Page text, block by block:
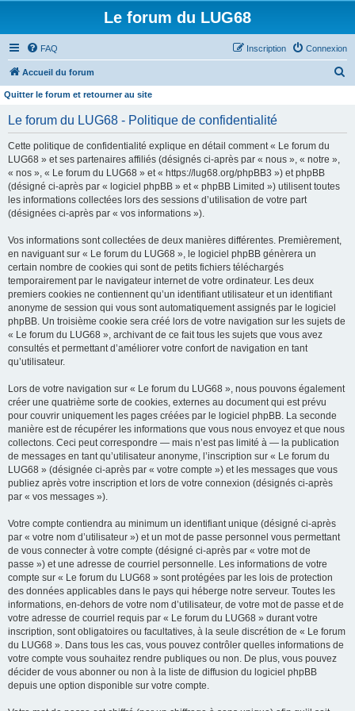
Le forum du LUG68
FAQ Connexion
Inscription
Accueil du forum
Quitter le forum et retourner au site
Le forum du LUG68 - Politique de confidentialité
Cette politique de confidentialité explique en détail comment « Le forum du
LUG68 » et ses partenaires affiliés (désignés ci-après par « nous », « notre »,
« nos », « Le forum du LUG68 » et « https://lug68.org/phpBB3 ») et phpBB
(désigné ci-après par « logiciel phpBB » et « phpBB Limited ») utilisent toutes
les informations collectées lors des sessions d’utilisation de votre part
(désignées ci-après par « vos informations »).
Vos informations sont collectées de deux manières différentes. Premièrement,
en naviguant sur « Le forum du LUG68 », le logiciel phpBB génèrera un
certain nombre de cookies qui sont de petits fichiers téléchargés
temporairement par le navigateur internet de votre ordinateur. Les deux
premiers cookies ne contiennent qu’un identifiant utilisateur et un identifiant
anonyme de session qui vous sont automatiquement assignés par le logiciel
phpBB. Un troisième cookie sera créé lors de votre navigation sur les sujets de
« Le forum du LUG68 », archivant de ce fait tous les sujets que vous avez
consultés et permettant d’améliorer votre confort de navigation en tant
qu’utilisateur.
Lors de votre navigation sur « Le forum du LUG68 », nous pouvons également
créer une quatrième sorte de cookies, externes au document qui est prévu
pour couvrir uniquement les pages créées par le logiciel phpBB. La seconde
manière est de récupérer les informations que vous nous envoyez et que nous
collectons. Ceci peut correspondre — mais n’est pas limité à — la publication
de messages en tant qu’utilisateur anonyme, l’inscription sur « Le forum du
LUG68 » (désignée ci-après par « votre compte ») et les messages que vous
publiez après votre inscription et lors de votre connexion (désignés ci-après
par « vos messages »).
Votre compte contiendra au minimum un identifiant unique (désigné ci-après
par « votre nom d’utilisateur ») et un mot de passe personnel vous permettant
de vous connecter à votre compte (désigné ci-après par « votre mot de
passe ») et une adresse de courriel personnelle. Les informations de votre
compte sur « Le forum du LUG68 » sont protégées par les lois de protection
des données applicables dans le pays qui héberge notre serveur. Toutes les
informations, en-dehors de votre nom d’utilisateur, de votre mot de passe et de
votre adresse de courriel requis par « Le forum du LUG68 » durant votre
inscription, sont obligatoires ou facultatives, à la seule discrétion de « Le forum
du LUG68 ». Dans tous les cas, vous pouvez contrôler quelles informations de
votre compte vous souhaitez rendre publiques ou non. De plus, vous pouvez
décider de vous abonner ou non à la liste de diffusion du logiciel phpBB
depuis une option disponible sur votre compte.